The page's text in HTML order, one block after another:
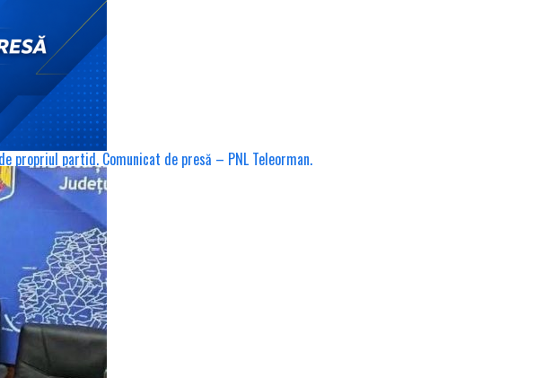
propriul partid. Comunicat de presă – PNL Teleorman.